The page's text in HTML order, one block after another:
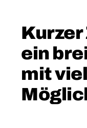
Kurzer
ein
mit